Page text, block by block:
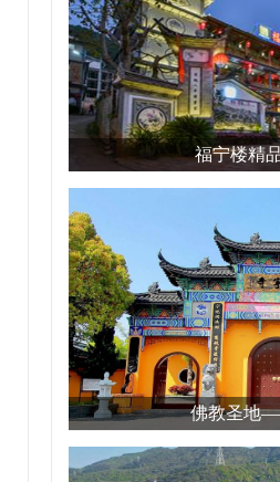
福宁楼精
佛教圣地